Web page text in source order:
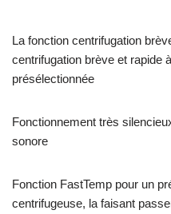
La fonction centrifugation
centrifugation brève et rapide
présélectionnée
Fonctionnement très
sonore
Fonction FastTemp pour un
centrifugeuse, la faisant